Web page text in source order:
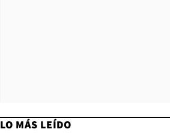
LO MÁS LEÍDO